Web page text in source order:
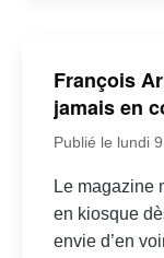
François
jamais en
Publié le lundi
Le magazine
en kiosque
envie d’en